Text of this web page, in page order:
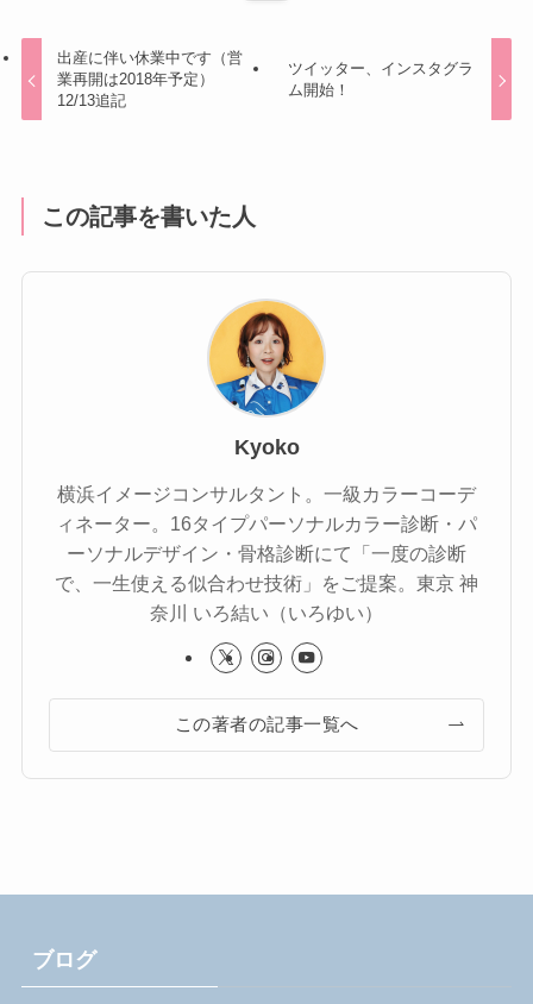
出産に伴い休業中です（営
業再開は2018年予定）
12/13追記
ツイッター、インスタグラ
ム開始！
この記事を書いた人
Kyoko
横浜イメージコンサルタント。一級カラーコーデ
ィネーター。16タイプパーソナルカラー診断・パ
ーソナルデザイン・骨格診断にて「一度の診断
で、一生使える似合わせ技術」をご提案。東京 神
奈川 いろ結い（いろゆい）
この著者の記事一覧へ
ブログ